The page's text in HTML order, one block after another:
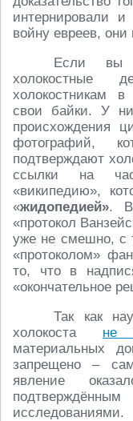
интернировали
войну евреев, они
Если вы
холокостные
холокостникам
свои байки. У
происхождения
фотографий,
подтверждают
ссылки на
«википедию»,
«жидопедией».
«протокол
уже не смешно, с
«протоколом»
то, что в
«окончательное
Так как
холокоста не
материальных
запрещено –
явление
исследованиями.